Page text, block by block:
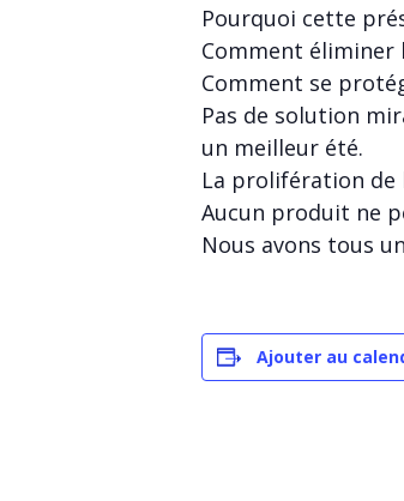
Pourquoi cette
Comment éliminer
Comment se
Pas de solution
un meilleur été.
La prolifération de
Aucun produit ne
Nous avons tous
Ajouter au